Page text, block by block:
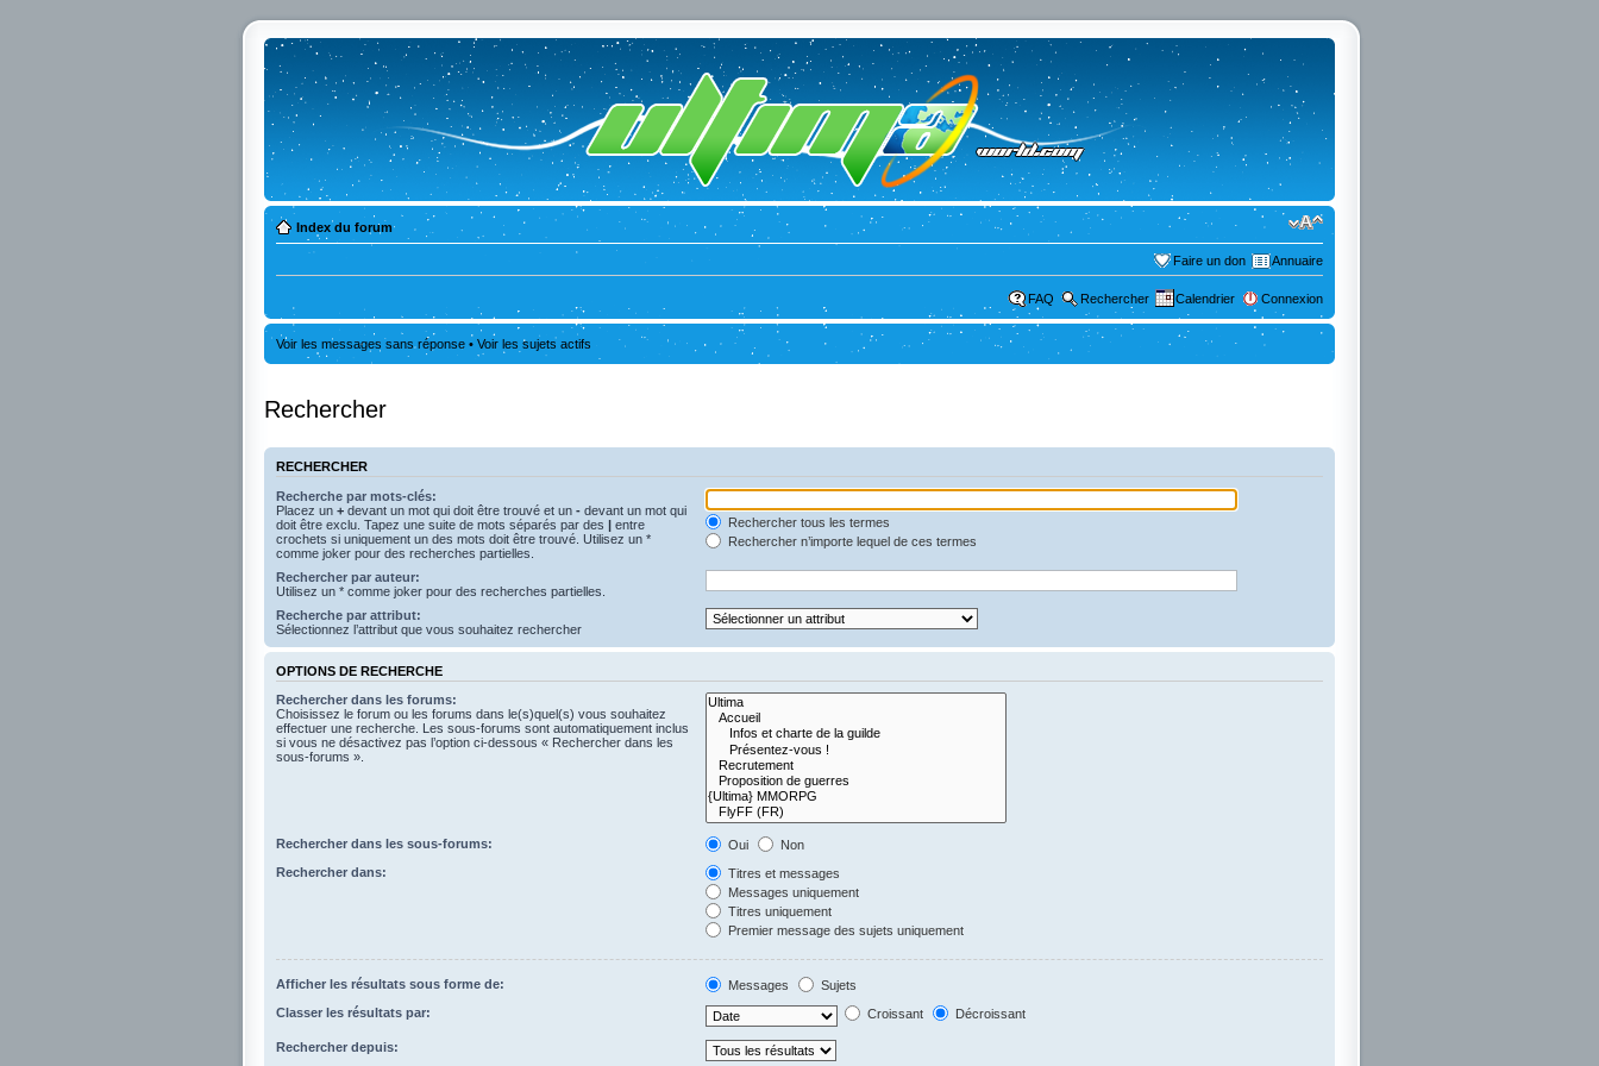
Index du forum
Faire un don Annuaire
FAQ Rechercher Calendrier Connexion
Voir les messages sans réponse • Voir les sujets actifs
Rechercher
RECHERCHER
Recherche par mots-clés:
Placez un + devant un mot qui doit être trouvé et un - devant un mot qui
doit être exclu. Tapez une suite de mots séparés par des | entre
crochets si uniquement un des mots doit être trouvé. Utilisez un *
comme joker pour des recherches partielles.
Rechercher tous les termes
Rechercher n’importe lequel de ces termes
Rechercher par auteur:
Utilisez un * comme joker pour des recherches partielles.
Recherche par attribut:
Sélectionnez l’attribut que vous souhaitez rechercher
OPTIONS DE RECHERCHE
Rechercher dans les forums:
Choisissez le forum ou les forums dans le(s)quel(s) vous souhaitez
effectuer une recherche. Les sous-forums sont automatiquement inclus
si vous ne désactivez pas l’option ci-dessous « Rechercher dans les
sous-forums ».
Rechercher dans les sous-forums: Oui
Non
Rechercher dans:
Titres et messages
Messages uniquement
Titres uniquement
Premier message des sujets uniquement
Afficher les résultats sous forme de: Messages
Sujets
Classer les résultats par:
Croissant Décroissant
Rechercher depuis: